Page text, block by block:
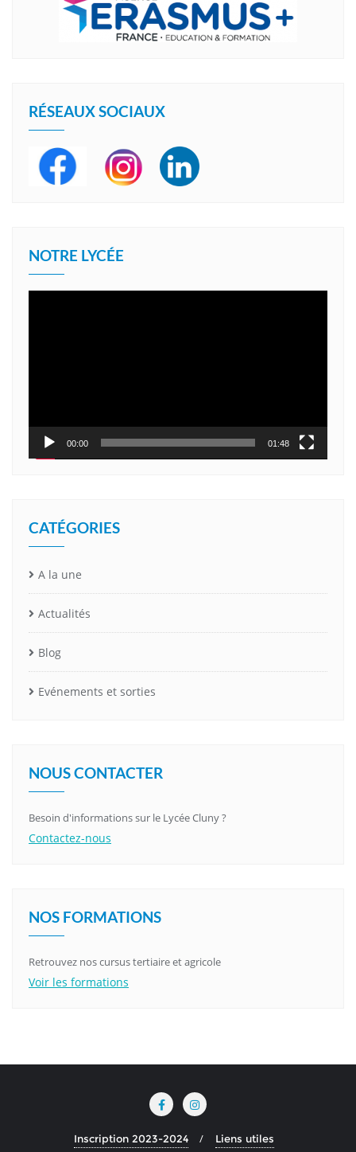
RÉSEAUX SOCIAUX
NOTRE LYCÉE
00:00 01:48
CATÉGORIES
A la une
Actualités
Blog
Evénements et sorties
NOUS CONTACTER
Besoin d'informations sur le Lycée Cluny ?
Contactez-nous
NOS FORMATIONS
Retrouvez nos cursus tertiaire et agricole
Voir les formations
Inscription 2023-2024 Liens utiles